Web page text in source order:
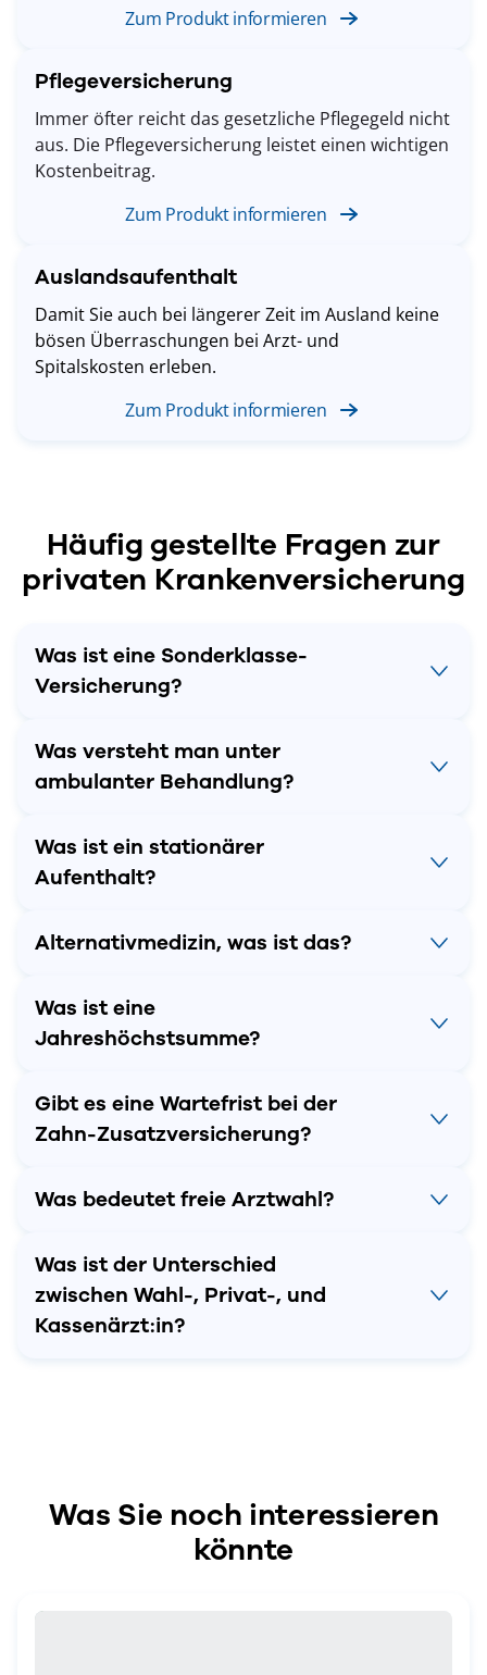
Zum Produkt informieren
Zum Produkt informieren
Pflegeversicherung
Immer öfter reicht das gesetzliche Pflegegeld nicht
aus. Die Pflegeversicherung leistet einen wichtigen
Kostenbeitrag.
Zum Produkt informieren
Auslandsaufenthalt
Damit Sie auch bei längerer Zeit im Ausland keine
bösen Überraschungen bei Arzt- und
Spitalskosten erleben.
Häufig gestellte Fragen zur
privaten Krankenversicherung
Was ist eine Sonderklasse-
Versicherung?
Was versteht man unter
ambulanter Behandlung?
Was ist ein stationärer
Aufenthalt?
Alternativmedizin, was ist das?
Was ist eine
Jahreshöchstsumme?
Gibt es eine Wartefrist bei der
Zahn-Zusatzversicherung?
Was bedeutet freie Arztwahl?
Was ist der Unterschied
zwischen Wahl-, Privat-, und
Kassenärzt:in?
Was Sie noch interessieren
könnte